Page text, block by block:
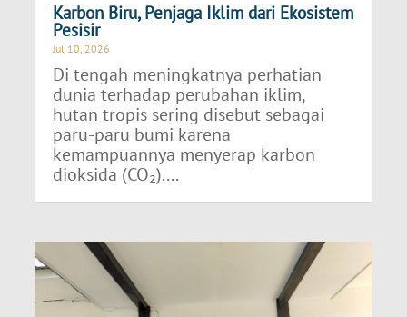
Karbon Biru, Penjaga Iklim dari Ekosistem
Pesisir
Jul 10, 2026
Di tengah meningkatnya perhatian
dunia terhadap perubahan iklim,
hutan tropis sering disebut sebagai
paru-paru bumi karena
kemampuannya menyerap karbon
dioksida (CO₂)....